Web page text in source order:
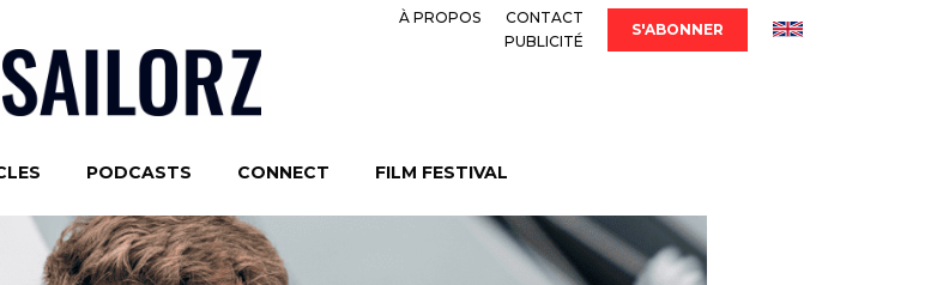
À PROPOS
CONTACT
PUBLICITÉ
S'ABONNER
PODCASTS CONNECT FILM FESTIVAL